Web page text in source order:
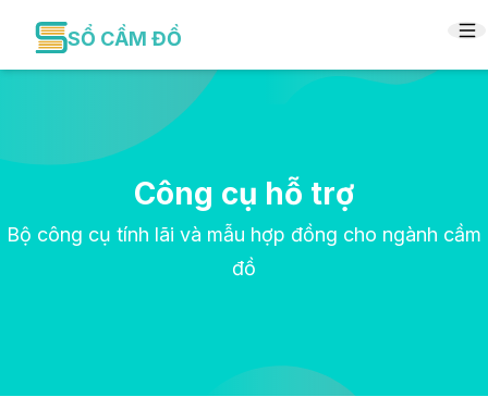
SỔ CẦM ĐỒ
Công cụ hỗ trợ
Bộ công cụ tính lãi và mẫu hợp đồng cho ngành cầm
đồ